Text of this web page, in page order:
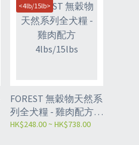
<4lb/15lb>
FOREST 無穀物天然系
列全犬糧 - 雞肉配方
4lbs/15lbs
HK$248.00 ~ HK$738.00